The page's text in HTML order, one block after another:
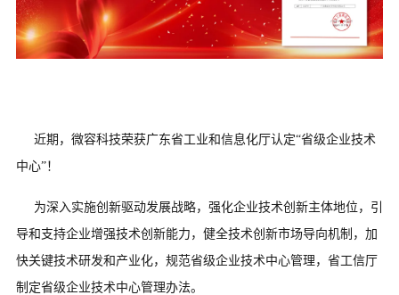
近期，微容科技荣获广东省工业和信息化厅认定“省级企业技术
中心”！
为深入实施创新驱动发展战略，强化企业技术创新主体地位，引
导和支持企业增强技术创新能力，健全技术创新市场导向机制，加
快关键技术研发和产业化，规范省级企业技术中心管理，省工信厅
制定省级企业技术中心管理办法。